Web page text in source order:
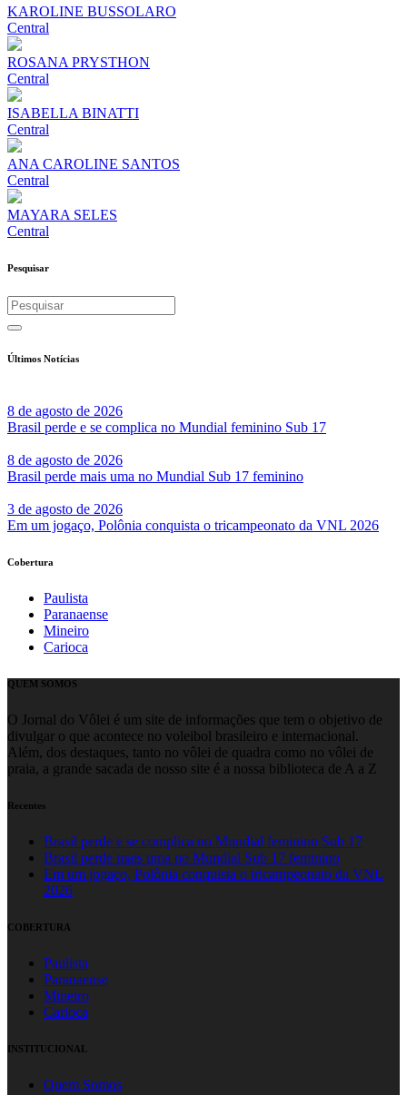
KAROLINE BUSSOLARO
Central
ROSANA PRYSTHON
Central
ISABELLA BINATTI
Central
ANA CAROLINE SANTOS
Central
MAYARA SELES
Central
Pesquisar
Últimos Notícias
8 de agosto de 2026
Brasil perde e se complica no Mundial feminino Sub 17
8 de agosto de 2026
Brasil perde mais uma no Mundial Sub 17 feminino
3 de agosto de 2026
Em um jogaço, Polônia conquista o tricampeonato da VNL 2026
Cobertura
Paulista
Paranaense
Mineiro
Carioca
QUEM SOMOS
O Jornal do Vôlei é um site de informações que tem o objetivo de
divulgar o que acontece no voleibol brasileiro e internacional.
Além, dos destaques, tanto no vôlei de quadra como no vôlei de
praia, a grande sacada de nosso site é a nossa biblioteca de A a Z
Recentes
Brasil perde e se complica no Mundial feminino Sub 17
Brasil perde mais uma no Mundial Sub 17 feminino
Em um jogaço, Polônia conquista o tricampeonato da VNL
2026
COBERTURA
Paulista
Paranaense
Mineiro
Carioca
INSTITUCIONAL
Quem Somos